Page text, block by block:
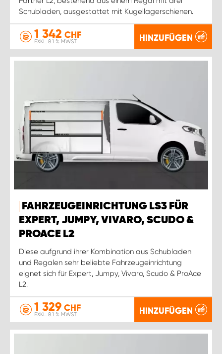
Schubladen, ausgestattet mit Kugellagerschienen.
1 342 CHF
EXKL. 8.1 % MWST. HINZUFÜGEN
FAHRZEUGEINRICHTUNG LS3 FÜR
EXPERT, JUMPY, VIVARO, SCUDO &
PROACE L2
Diese aufgrund ihrer Kombination aus Schubladen
und Regalen sehr beliebte Fahrzeugeinrichtung
eignet sich für Expert, Jumpy, Vivaro, Scudo & ProAce
L2.
1 329 CHF
EXKL. 8.1 % MWST. HINZUFÜGEN